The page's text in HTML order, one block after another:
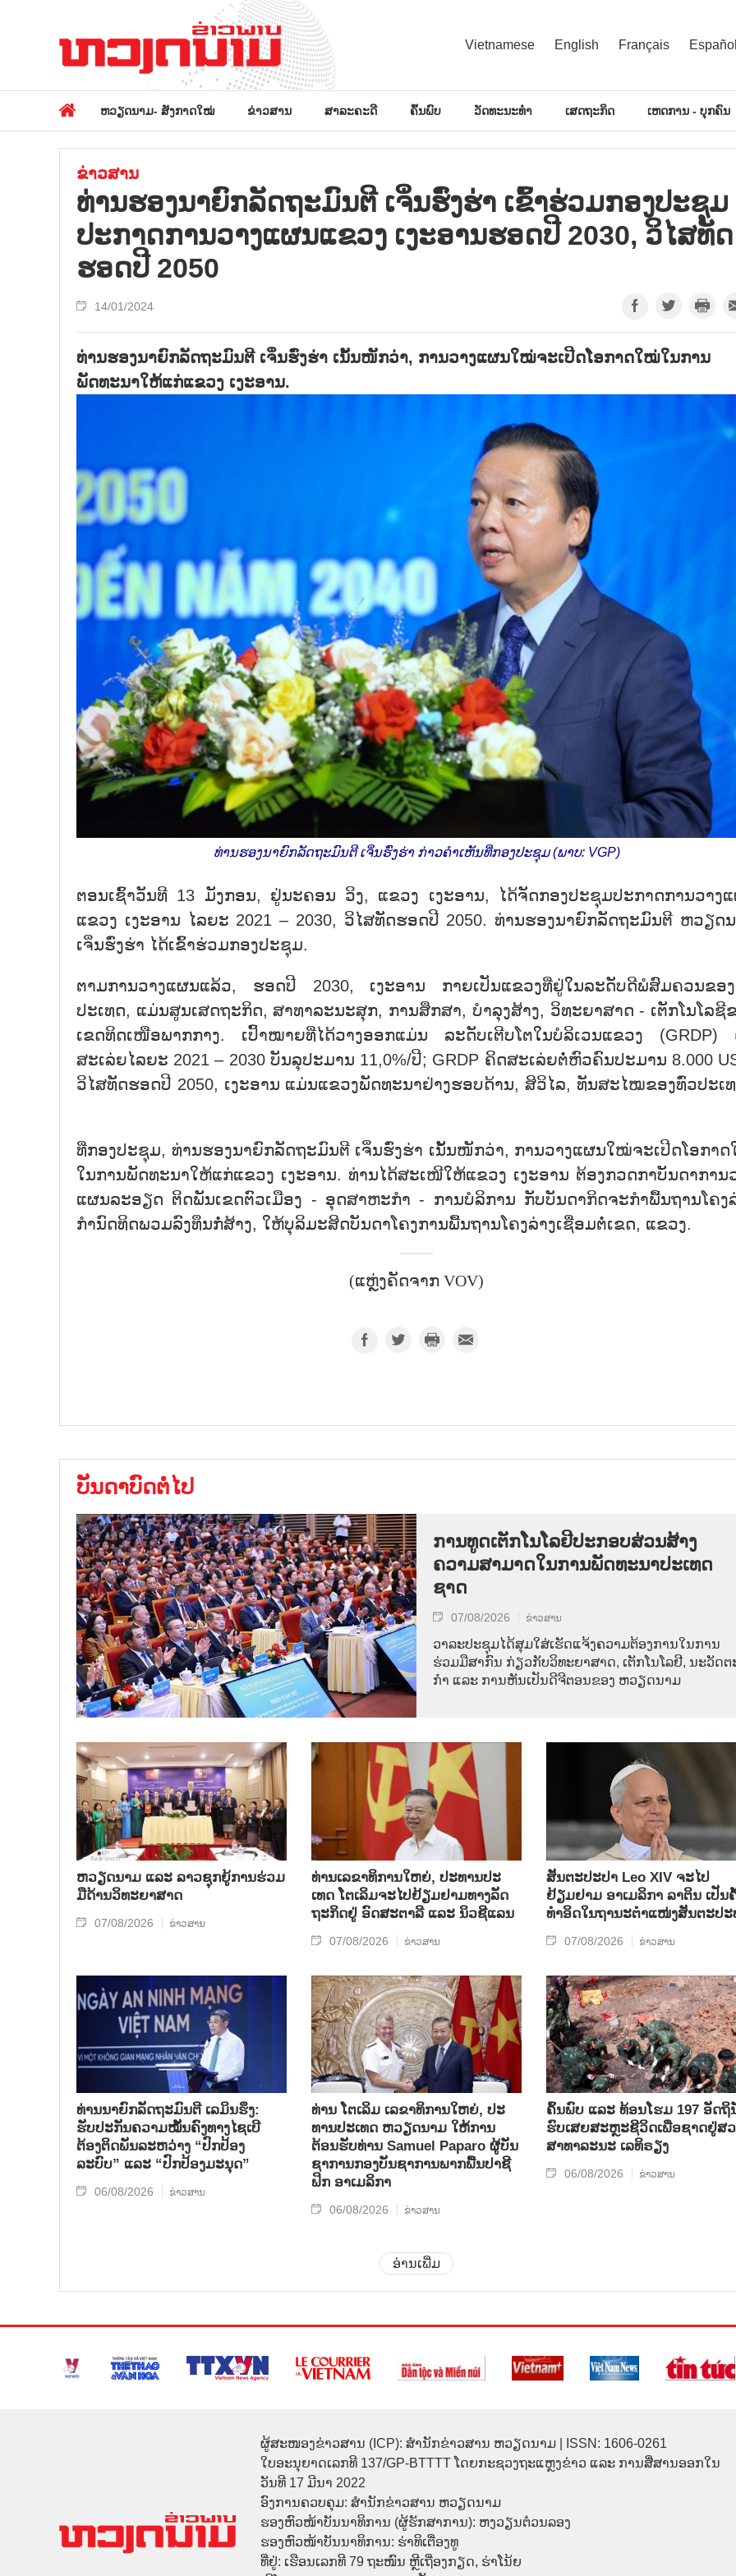
Vietnamese English Français
ຫວຽດນາມ- ສັງກາດໃໝ່ ຂ່າວສານ ສາລະຄະດີ ຄົ້ນພົບ ວັດທະນະທຳ ເສດຖະກິດ ເຫດການ - ບຸກຄົນ
ຂ່າວສານ
ທ່ານຮອງນາຍົກລັດຖະມົນຕີ ເຈິ່ນຮົ່ງຮ່າ ເຂົ້າຮ່ວມກອງປະຊຸມ
ປະກາດການວາງແຜນແຂວງ ເງະອານຮອດປີ 2030, ວິໄສທັດ
ຮອດປີ 2050
14/01/2024
ທ່ານຮອງນາຍົກລັດຖະມົນຕີ ເຈິ່ນຮົ່ງຮ່າ ເນັ້ນໜັກວ່າ, ການວາງແຜນໃໝ່ຈະເປີດໂອກາດໃໝ່ໃນການ
ພັດທະນາໃຫ້ແກ່ແຂວງ ເງະອານ.
ທ່ານຮອງນາຍົກລັດຖະມົນຕີ ເຈິ່ນຮົ່ງຮ່າ ກ່າວຄຳເຫັນທີ່ກອງປະຊຸມ (ພາບ: VGP)
ຕອນເຊົ້າວັນທີ 13 ມັງກອນ, ຢູ່ນະຄອນ ວິງ, ແຂວງ ເງະອານ, ໄດ້ຈັດກອງປະຊຸມປະກາດການວາງ
ແຂວງ ເງະອານ ໄລຍະ 2021 – 2030, ວິໄສທັດຮອດປີ 2050. ທ່ານຮອງນາຍົກລັດຖະມົນຕີ ຫວຽດ
ເຈິ່ນຮົ່ງຮ່າ ໄດ້ເຂົ້າຮ່ວມກອງປະຊຸມ.
ຕາມການວາງແຜນແລ້ວ, ຮອດປີ 2030, ເງະອານ ກາຍເປັນແຂວງທີ່ຢູ່ໃນລະດັບດີພໍສົມຄວນຂອ
ປະເທດ, ແມ່ນສູນເສດຖະກິດ, ສາທາລະນະສຸກ, ການສຶກສາ, ບຳລຸງສ້າງ, ວິທະຍາສາດ - ເຕັກໂນໂລຊີ
ເຂດທິດເໜືອພາກກາງ. ເປົ້າໝາຍທີ່ໄດ້ວາງອອກແມ່ນ ລະດັບເຕີບໂຕໃນບໍລິເວນແຂວງ (GRDP)
ສະເລ່ຍໄລຍະ 2021 – 2030 ບັນລຸປະມານ 11,0%/ປີ; GRDP ຄິດສະເລ່ຍຕໍ່ຫົວຄົນປະມານ 8.000
ວິໄສທັດຮອດປີ 2050, ເງະອານ ແມ່ນແຂວງພັດທະນາຢ່າງຮອບດ້ານ, ສິວິໄລ, ທັນສະໄໝຂອງທົ່ວປະເ
ທີ່ກອງປະຊຸມ, ທ່ານຮອງນາຍົກລັດຖະມົນຕີ ເຈິ່ນຮົ່ງຮ່າ ເນັ້ນໜັກວ່າ, ການວາງແຜນໃໝ່ຈະເປີດໂອກາ
ໃນການພັດທະນາໃຫ້ແກ່ແຂວງ ເງະອານ. ທ່ານໄດ້ສະເໜີໃຫ້ແຂວງ ເງະອານ ຕ້ອງກວດກາບັນດາການ
ແຜນລະອຽດ ຕິດພັນເຂດຕົວເມືອງ - ອຸດສາຫະກຳ - ການບໍລິການ ກັບບັນດາກິດຈະກຳພື້ນຖານໂຄງ
ກຳນົດທິດພວມລົງທຶນກໍ່ສ້າງ, ໃຫ້ບຸລິມະສິດບັນດາໂຄງການພື້ນຖານໂຄງລ່າງເຊື່ອມຕໍ່ເຂດ, ແຂວງ.
(ແຫຼ່ງຄັດຈາກ VOV)
ບັນດາບົດຕໍ່ໄປ
ການ​ທູດ​ເຕັກ​ໂນ​ໂລ​ຢີ​ປະ​ກອບ​ສ່ວນ​ສ້າງ​
ຄວາມ​ສາ​ມາດ​ໃນ​ການ​ພັດ​ທະ​ນາ​ປະ​ເທດ​
ຊາດ
07/08/2026 ຂ່າວສານ
ວາ​ລະ​ປະ​ຊຸມ​ໄດ້​ສຸມ​ໃສ່​ເຮັດ​ແຈ້ງ​ຄວາມ​ຕ້ອງ​ການ​ໃນ​ການ​
ຮ່ວມ​ມື​ສາ​ກົນ ກ່ຽວ​ກັບ​ວິ​ທະ​ຍາ​ສາດ, ເຕັກ​ໂນ​ໂລ​ຢີ, ນະ​ວັດ​ຕ
ກຳ ແລະ ການ​ຫັນ​ເປັນ​ດີ​ຈີ​ຕອນ​ຂອງ ຫວຽດ​ນາມ
ຫວຽດ​ນາມ ແລະ ລາວ​ຊຸກ​ຍູ້​ການ​ຮ່ວມ​
ມື​ດ້ານວ​ິ​ທະ​ຍາ​ສາດ
07/08/2026 ຂ່າວສານ
ທ່ານ​ເລ​ຂາ​ທິ​ການ​ໃຫຍ່, ປ​ະ​ທານ​ປະ​
ເທດ ໂຕ​ເລິມ​ຈະ​ໄປ​ຢ້ຽມ​ຢາມ​ທາງ​ລັດ​
ຖະ​ກິດ​ຢູ່ ອົດ​ສະ​ຕາ​ລີ ແລະ ນິວ​ຊີ​ແລນ
07/08/2026 ຂ່າວສານ
ສັນຕະປະປາ Leo XIV ຈະໄປ
ຢ້ຽມຢາມ ອາເມລິກາ ລາຕິນ ເປັນ
ທຳອິດໃນຖານະຕຳແໜ່ງສັນຕະປະ
07/08/2026 ຂ່າວສານ
ທ່ານນາຍົກລັດຖະມົນຕີ ເລມິນຮຶງ:
ຮັບປະກັນຄວາມໝັ້ນຄົງທາງໄຊເບີ
ຕ້ອງຕິດພັນລະຫວ່າງ “ປົກປ້ອງ
ລະບົບ” ແລະ “ປົກປ້ອງມະນຸດ”
06/08/2026 ຂ່າວສານ
ທ່ານ ໂຕ​ເລິມ ເລ​ຂາ​ທິ​ການ​ໃຫຍ່, ປະ​
ທານ​ປະ​ເທດ ​ຫວຽດ​ນາມ ໃຫ້​ການ​
ຕ້ອນ​ຮັບ​ທ່ານ Samuel Paparo ຜູ້​ບັນ​
ຊາ​ການກອງ​ບັນ​ຊາ​ການພາກ​ພື້ນ​ປາ​ຊີ​
ຟິກ ອາ​ເມ​ລິ​ກາ
06/08/2026 ຂ່າວສານ
ຄົ້ນ​ພົບ ແລະ ທ້ອນ​ໂຮມ 197 ອັດ​ຖິ​
ຮົບ​ເສຍ​ສະຫຼະ​ຊີ​ວິດ​ເພື່ອ​ຊາດ​ຢູ່​ສ
ສາ​ທາ​ລະ​ນະ ເລ​ທິ​ຣຽງ
06/08/2026 ຂ່າວສານ
ອ່ານເພີ່ມ
ຜູ້ສະໜອງຂ່າວສານ (ICP): ສຳນັກຂ່າວສານ ຫວຽດນາມ | ISSN: 1606-0261
ໃບອະນຸຍາດເລກທີ 137/GP-BTTTT ໂດຍກະຊວງຖະແຫຼງຂ່າວ ແລະ ການສື່ສານອອກໃນ
ວັນທີ 17 ມີນາ 2022
ອົງການຄວບຄຸມ: ສຳນັກຂ່າວສານ ຫວຽດນາມ
ຮອງຫົວໜ້າບັນນາທິການ (ຜູ້ຮັກສາການ): ຫງວຽນຕ໋ວນລອງ
ຮອງຫົວໜ້າບັນນາທິການ: ຮ່າທິເຕື່ອງທູ
ທີ່ຢູ່: ເຮືອນເລກທີ 79 ຖະໜົນ ຫຼີເຖື່ອງກຽດ, ຮ່າໂນ້ຍ